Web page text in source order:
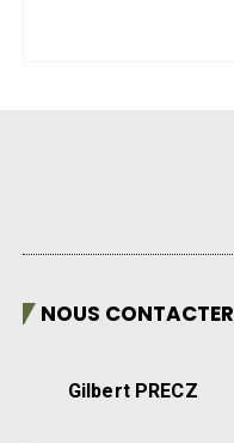
NOUS CONTACTER
Gilbert PRECZ